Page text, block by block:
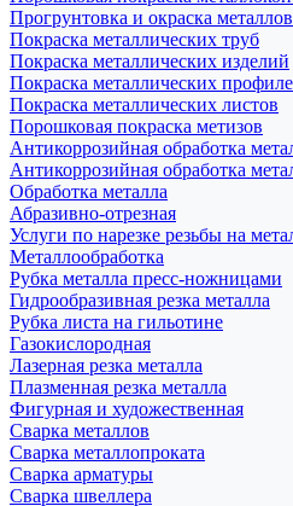
Прогрунтовка и окраска металлов
Покраска металлических труб
Покраска металлических изделий
Покраска металлических
Покраска металлических листов
Порошковая покраска метизов
Антикоррозийная обработка
Антикоррозийная обработка
Обработка металла
Абразивно-отрезная
Услуги по нарезке резьбы на
Металлообработка
Рубка металла пресс-ножницами
Гидрообразивная резка металла
Рубка листа на гильотине
Газокислородная
Лазерная резка металла
Плазменная резка металла
Фигурная и художественная
Сварка металлов
Сварка металлопроката
Сварка арматуры
Сварка швеллера